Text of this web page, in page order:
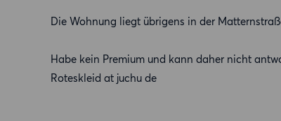
Die Wohnung liegt übrigens in der
Habe kein Premium und kann daher nicht
Roteskleid at juchu de